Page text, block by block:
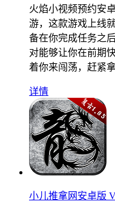
火焰小视频预约安
游，这款游戏上线
备在你完成任务之
对能够让你在前期
着你来闯荡，赶紧
详情
小儿推拿网安卓版